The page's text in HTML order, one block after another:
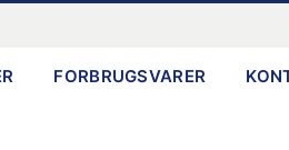
FORBRUGSVARER